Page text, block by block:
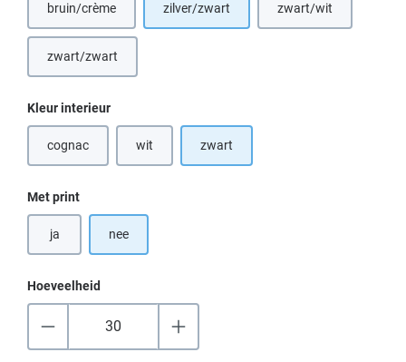
bruin/crème(Deze optie is momenteel niet beschikbaar.)
zilver/zwart zwart/wit(Deze optie is
zwart/zwart
Selecteer
Kleur interieur
cognac(Deze optie is momenteel niet beschikbaar.)
wit(Deze optie is momenteel niet beschikbaar.)
zwart
Selecteer
Met print
ja nee
Hoeveelheid